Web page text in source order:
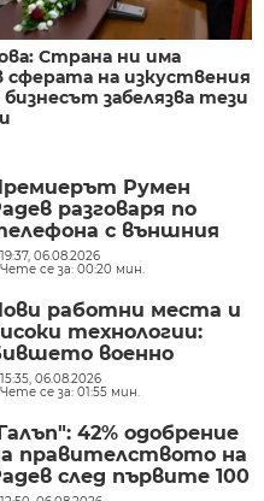
Страна ни има
сферата на изкуствения
забелязва тези
Румен
разговаря по
с външния
на
Ед
Милибанд
19:37, 06.08.2026
Чете се за: 00:20 мин.
работни места и
технологии:
военно
в Доброславци
превръща в голям
космически център
15:35, 06.08.2026
Чете се за: 01:55 мин.
42% одобрение
правителството на
след първите 100